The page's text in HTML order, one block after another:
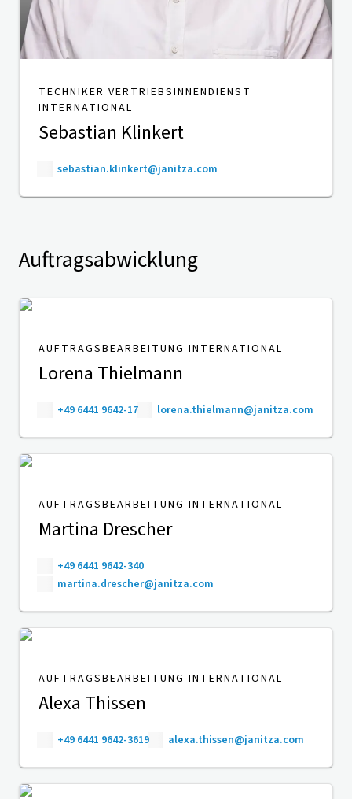
TECHNIKER VERTRIEBSINNENDIENST
INTERNATIONAL
Sebastian Klinkert
sebastian.klinkert@janitza.com
Auftragsabwicklung
AUFTRAGSBEARBEITUNG INTERNATIONAL
Lorena Thielmann
+49 6441 9642-17 lorena.thielmann@janitza.com
AUFTRAGSBEARBEITUNG INTERNATIONAL
Martina Drescher
+49 6441 9642-340
martina.drescher@janitza.com
AUFTRAGSBEARBEITUNG INTERNATIONAL
Alexa Thissen
+49 6441 9642-3619 alexa.thissen@janitza.com